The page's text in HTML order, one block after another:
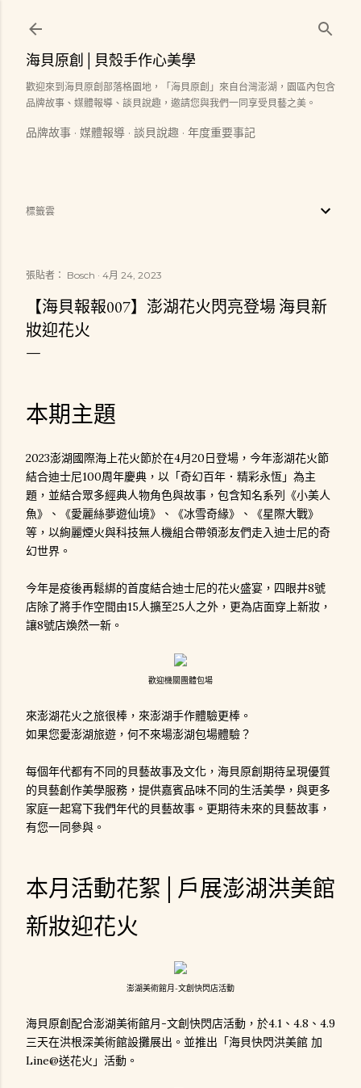
海貝原創│貝殼手作心美學
歡迎來到海貝原創部落格園地，「海貝原創」來自台灣澎湖，園區內包含
品牌故事、媒體報導、談貝說趣，邀請您與我們一同享受貝藝之美。
品牌故事 媒體報導 談貝說趣 年度重要事記
標籤雲
張貼者： Bosch 4月 24, 2023
【海貝報報007】澎湖花火閃亮登場 海貝新
妝迎花火
本期主題
2023澎湖國際海上花火節於在4月20日登場，今年澎湖花火節
結合迪士尼100周年慶典，以「奇幻百年．精彩永恆」為主
題，並結合眾多經典人物角色與故事，包含知名系列《小美人
魚》、《愛麗絲夢遊仙境》、《冰雪奇緣》、《星際大戰》
等，以絢麗煙火與科技無人機組合帶領澎友們走入迪士尼的奇
幻世界。
今年是疫後再鬆綁的首度結合迪士尼的花火盛宴，四眼井8號
店除了將手作空間由15人擴至25人之外，更為店面穿上新妝，
讓8號店煥然一新。
歡迎機關團體包場
來澎湖花火之旅很棒，來澎湖手作體驗更棒。
如果您愛澎湖旅遊，何不來場澎湖包場體驗？
每個年代都有不同的貝藝故事及文化，海貝原創期待呈現優質
的貝藝創作美學服務，提供嘉賓品味不同的生活美學，與更多
家庭一起寫下我們年代的貝藝故事。更期待未來的貝藝故事，
有您一同參與。
本月活動花絮│戶展澎湖洪美館
新妝迎花火
澎湖美術館月-文創快閃店活動
海貝原創配合澎湖美術館月-文創快閃店活動，於4.1、4.8、4.9
三天在洪根深美術館設攤展出。並推出「海貝快閃洪美館 加
Line@送花火」活動。